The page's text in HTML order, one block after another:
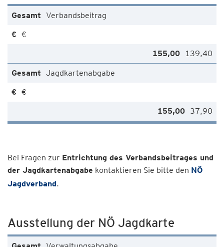
Verbandsbeitrag
€
139,40
Jagdkartenabgabe
€
37,90
Bei Fragen zur Entrichtung des Verbandsbeitrages und
der Jagdkartenabgabe kontaktieren Sie bitte den NÖ
Jagdverband.
Ausstellung der NÖ Jagdkarte